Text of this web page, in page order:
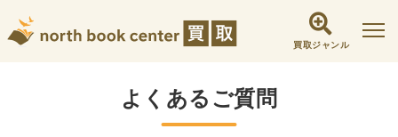
買取ジャンル
社会学書・人文書籍関係
哲学書・心理学・思想書
よくあるご質問